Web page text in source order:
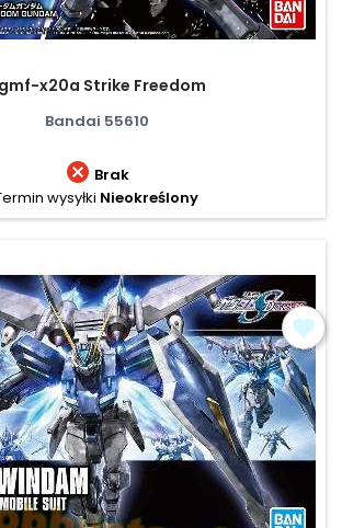
x20a Strike Freedom
Bandai 55610
 Brak
wysyłki Nieokreślony